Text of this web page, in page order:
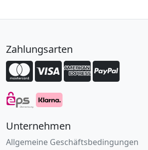
Zahlungsarten
Unternehmen
Allgemeine Geschäftsbedingungen